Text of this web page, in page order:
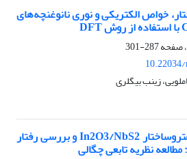
خواص الکتریکی و نوری نانوغنچه‌های
287-301
زینب بیگلری
مطالعه خواص الکترونی هتروساختار In2O3/NbS2 و بررسی رفتار